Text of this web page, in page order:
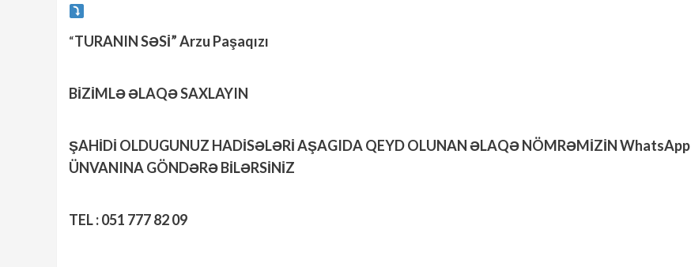
“TURANIN SƏSİ” Arzu Paşaqızı
BİZİMLƏ ƏLAQƏ SAXLAYIN
ŞAHİDİ OLDUGUNUZ HADİSƏLƏRİ AŞAGIDA QEYD OLUNAN ƏLAQƏ NÖMRƏMİZİN WhatsApp
ÜNVANINA GÖNDƏRƏ BİLƏRSİNİZ
TEL : 051 777 82 09